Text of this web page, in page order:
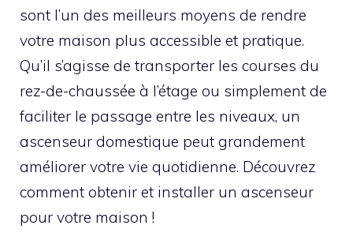
sont l’un des meilleurs moyens de rendre
votre maison plus accessible et pratique.
Qu’il s’agisse de transporter les courses du
rez-de-chaussée à l’étage ou simplement de
faciliter le passage entre les niveaux, un
ascenseur domestique peut grandement
améliorer votre vie quotidienne. Découvrez
comment obtenir et installer un ascenseur
pour votre maison !